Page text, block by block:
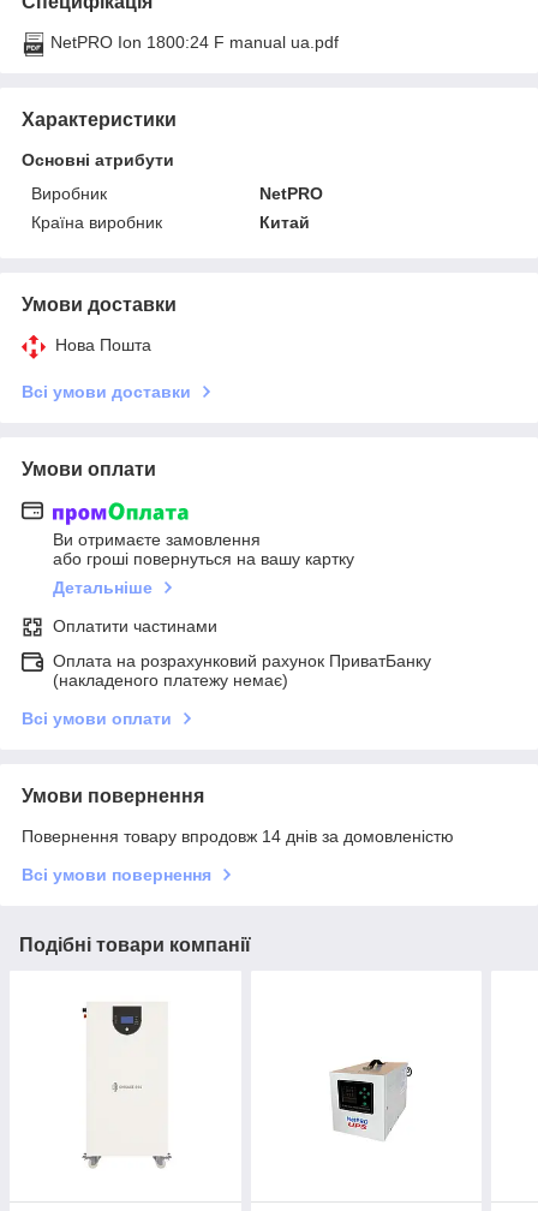
NetPRO Ion 1800:24 F manual ua.pdf
Характеристики
Основні атрибути
Виробник
NetPRO
Країна виробник
Китай
Умови доставки
Нова Пошта
Всі умови доставки
Умови оплати
Ви отримаєте замовлення
або гроші повернуться на вашу картку
Детальніше
Оплатити частинами
Оплата на розрахунковий рахунок ПриватБанку
(накладеного платежу немає)
Всі умови оплати
Умови повернення
Повернення товару впродовж 14 днів за домовленістю
Всі умови повернення
Подібні товари компанії